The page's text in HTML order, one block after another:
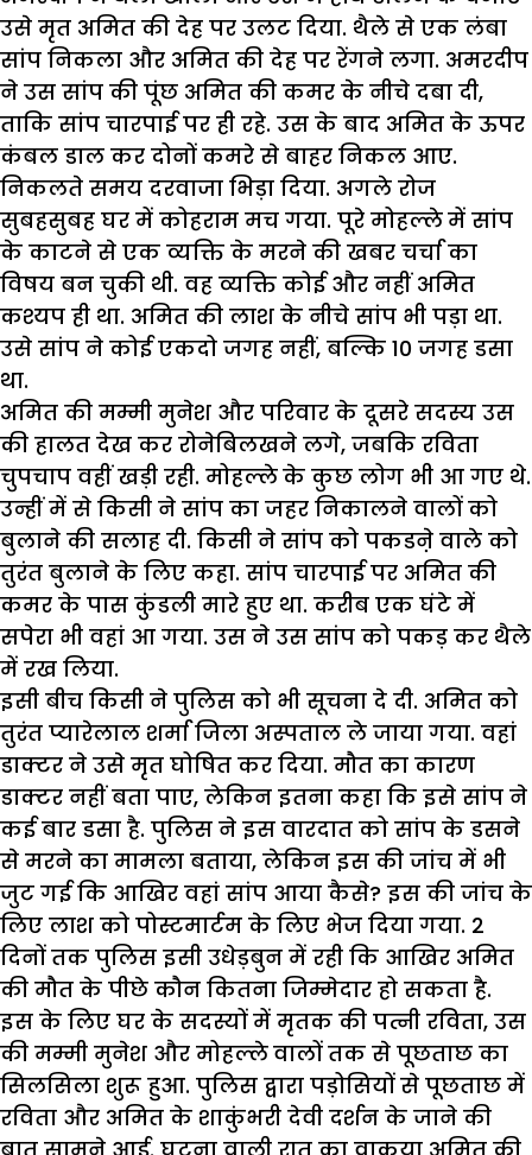
उसे मृत अमित की देह पर उलट दिया. थैले से एक लंबा
सांप निकला और अमित की देह पर रेंगने लगा. अमरदीप
ने उस सांप की पूंछ अमित की कमर के नीचे दबा दी,
ताकि सांप चारपाई पर ही रहे. उस के बाद अमित के ऊपर
कंबल डाल कर दोनों कमरे से बाहर निकल आए.
निकलते समय दरवाजा भिड़ा दिया. अगले रोज
सुबहसुबह घर में कोहराम मच गया. पूरे मोहल्ले में सांप
के काटने से एक व्यक्ति के मरने की खबर चर्चा का
विषय बन चुकी थी. वह व्यक्ति कोई और नहीं अमित
कश्यप ही था. अमित की लाश के नीचे सांप भी पड़ा था.
उसे सांप ने कोई एकदो जगह नहीं, बल्कि 10 जगह डसा
था.
अमित की मम्मी मुनेश और परिवार के दूसरे सदस्य उस
की हालत देख कर रोनेबिलखने लगे, जबकि रविता
चुपचाप वहीं खड़ी रही. मोहल्ले के कुछ लोग भी आ गए थे.
उन्हीं में से किसी ने सांप का जहर निकालने वालों को
बुलाने की सलाह दी. किसी ने सांप को पकडऩे वाले को
तुरंत बुलाने के लिए कहा. सांप चारपाई पर अमित की
कमर के पास कुंडली मारे हुए था. करीब एक घंटे में
सपेरा भी वहां आ गया. उस ने उस सांप को पकड़ कर थैले
में रख लिया.
इसी बीच किसी ने पुलिस को भी सूचना दे दी. अमित को
तुरंत प्यारेलाल शर्मा जिला अस्पताल ले जाया गया. वहां
डाक्टर ने उसे मृत घोषित कर दिया. मौत का कारण
डाक्टर नहीं बता पाए, लेकिन इतना कहा कि इसे सांप ने
कई बार डसा है. पुलिस ने इस वारदात को सांप के डसने
से मरने का मामला बताया, लेकिन इस की जांच में भी
जुट गई कि आखिर वहां सांप आया कैसे? इस की जांच के
लिए लाश को पोस्टमार्टम के लिए भेज दिया गया. 2
दिनों तक पुलिस इसी उधेड़बुन में रही कि आखिर अमित
की मौत के पीछे कौन कितना जिम्मेदार हो सकता है.
इस के लिए घर के सदस्यों में मृतक की पत्नी रविता, उस
की मम्मी मुनेश और मोहल्ले वालों तक से पूछताछ का
सिलसिला शुरू हुआ. पुलिस द्वारा पड़ोसियों से पूछताछ में
रविता और अमित के शाकुंभरी देवी दर्शन के जाने की